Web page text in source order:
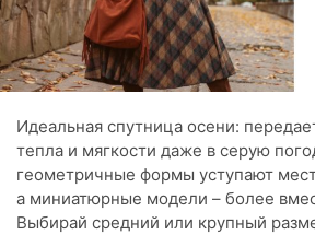
Идеальная спутница осени:
тепла и мягкости даже в серую
геометричные формы уступают
а миниатюрные модели – более
Выбирай средний или крупный